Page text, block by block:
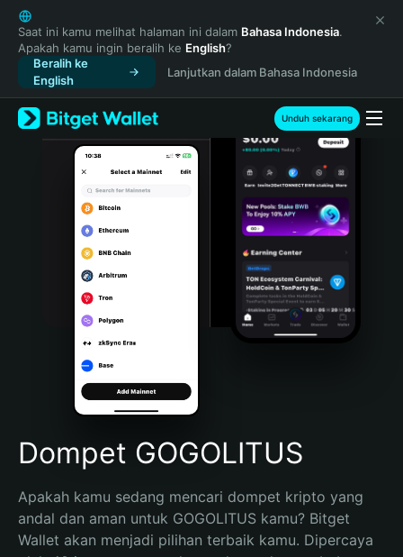
English
日本語
Tiếng Việt
Русский
Español (Latinoamérica)
Türkçe
Italiano
Português (Portugal)
Bahasa Indonesia
Português (Brasil)
Español (Argentina)
Saat ini kamu melihat halaman ini dalam Bahasa Indonesia.
Apakah kamu ingin beralih ke English?
Beralih ke
English
Lanjutkan dalam Bahasa Indonesia
Unduh sekarang
Dompet GOGOLITUS
Apakah kamu sedang mencari dompet kripto yang
andal dan aman untuk GOGOLITUS kamu? Bitget
Wallet akan menjadi pilihan terbaik kamu. Dipercaya